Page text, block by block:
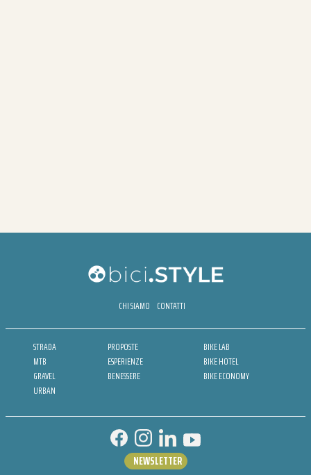
CHI SIAMO CONTATTI
STRADA
MTB
GRAVEL
URBAN
PROPOSTE
ESPERIENZE
BENESSERE
BIKE LAB
BIKE HOTEL
BIKE ECONOMY
NEWSLETTER